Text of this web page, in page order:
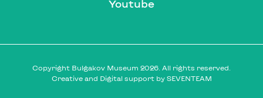
Youtube
Copyright Bulgakov Museum 2026. All rights reserved.
Creative and Digital support by SEVENTEAM